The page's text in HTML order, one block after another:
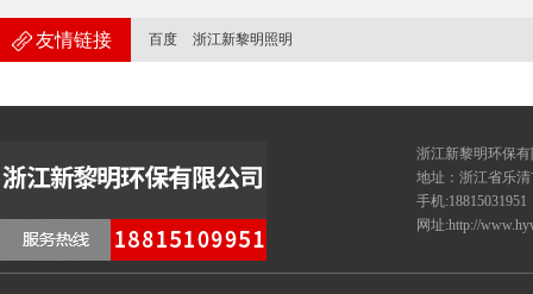
友情链接 百度 浙江新黎明照明
浙江新黎
地址：浙江省乐
手机:18815031951
网址:http://